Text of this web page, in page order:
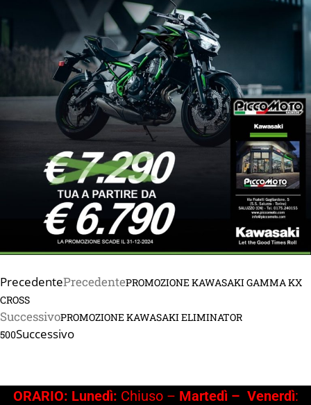
PrecedentePrecedentePROMOZIONE KAWASAKI GAMMA KX
CROSS
SuccessivoPROMOZIONE KAWASAKI ELIMINATOR
500Successivo
ORARIO: Lunedì: Chiuso – Martedì – Venerdì: